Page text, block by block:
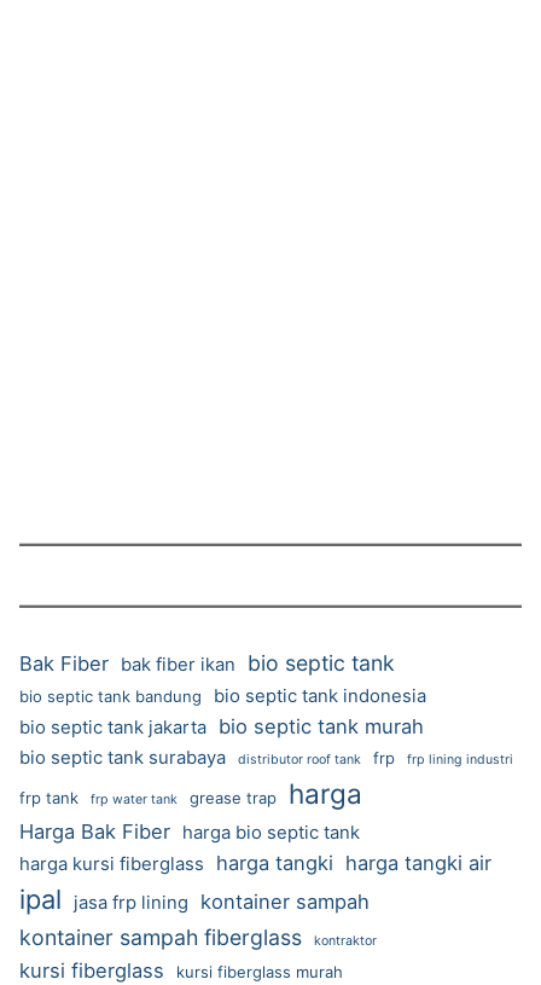
Bak Fiber bak fiber ikan bio septic tank
bio septic tank bandung
bio septic tank indonesia
bio septic tank jakarta
bio septic tank murah
bio septic tank surabaya distributor roof tank frp frp lining industri
frp tank frp water tank grease trap harga
Harga Bak Fiber
harga bio septic tank
harga kursi fiberglass
harga tangki harga tangki air
ipal jasa frp lining kontainer sampah
kontainer sampah fiberglass kontraktor
kursi fiberglass
kursi fiberglass murah